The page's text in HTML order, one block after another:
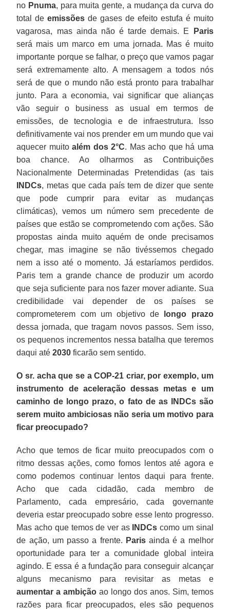
no Pnuma, para muita gente, a mudança da curva do
total deemissões de gases de efeito estufa é muito
vagarosa, mas ainda não é tarde demais. E
Paris
será mais um marco em uma jornada. Mas é muito
importante porque se falhar, o preço que vamos pagar
será extremamente alto. A mensagem a todos nós
será de que o mundo não está pronto para trabalhar
junto. Para a economia, vai significar que alianças
vão seguir o business as usual em termos de
emissões, de tecnologia e de infraestrutura. Isso
definitivamente vai nos prender em um mundo que vai
aquecer muitoalém dos 2°C. Mas acho que há uma
boa chance. Ao olharmos as Contribuições
Nacionalmente Determinadas Pretendidas (as tais
INDCs, metas que cada país tem de dizer que sente
que pode cumprir para evitar as mudanças
climáticas), vemos um número sem precedente de
países que estão se comprometendo com ações. São
propostas ainda muito aquém de onde precisamos
chegar, mas imagine se não tivéssemos chegado
nem a isso até o momento. Já estaríamos perdidos.
Paris tem a grande chance de produzir um acordo
que seja suficiente para nos fazer mover adiante. Sua
credibilidade vai depender de os países se
comprometerem com um objetivo de
longo prazo
dessa jornada, que tragam novos passos. Sem isso,
os pequenos incrementos nessa batalha que teremos
daqui até 2030 ficarão sem sentido.
O sr. acha que se a COP-21 criar, por exemplo, um
instrumento de aceleração dessas metas e um
caminho de longo prazo, o fato de as INDCs são
serem muito ambiciosas não seria um motivo para
ficar preocupado?
Acho que temos de ficar muito preocupados com o
ritmo dessas ações, como fomos lentos até agora e
como podemos continuar lentos daqui para frente.
Acho que cada cidadão, cada membro de
Parlamento, cada empresário, cada governante
deveria estar preocupado sobre esse lento progresso.
Mas acho que temos de ver as
INDCs como um sinal
de ação, um passo a frente. Parisainda é a melhor
oportunidade para ter a comunidade global inteira
agindo. E essa é a fundação para conseguir alcançar
alguns mecanismo para revisitar as metas e
aumentar a ambição ao longo dos anos. Sim, temos
razões para ficar preocupados, eles são pequenos